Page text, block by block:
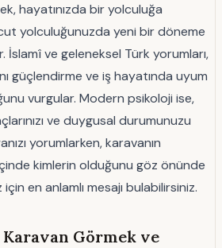
hayatınızda bir yolculuğa
yolculuğunuzda yeni bir döneme
ve geleneksel Türk yorumları,
güçlendirme ve iş hayatında uyum
vurgular. Modern psikoloji ise,
ve duygusal durumunuzu
yorumlarken, karavanın
kimlerin olduğunu göz önünde
en anlamlı mesajı bulabilirsiniz.
Karavan Görmek ve